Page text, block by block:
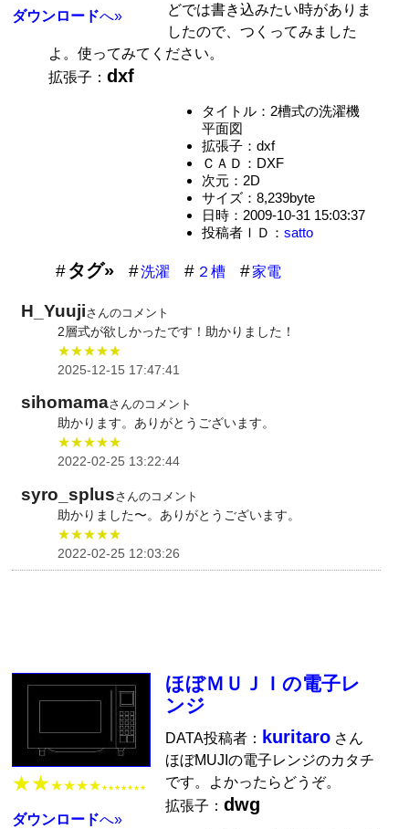
ダウンロードへ»
どでは書き込みたい時がありま
したので、つくってみました
よ。使ってみてください。
拡張子：dxf
タイトル：2槽式の洗濯機
平面図
拡張子：dxf
ＣＡＤ：DXF
次元：2D
サイズ：8,239byte
日時：2009-10-31 15:03:37
投稿者ＩＤ： satto
タグ» 洗濯 ２槽 家電
H_Yuujiさんのコメント
2層式が欲しかったです！助かりました！
★★★★★
2025-12-15 17:47:41
sihomamaさんのコメント
助かります。ありがとうございます。
★★★★★
2022-02-25 13:22:44
syro_splusさんのコメント
助かりました〜。ありがとうございます。
★★★★★
2022-02-25 12:03:26
★★★★★★ ★★★★★★★
ダウンロードへ»
ほぼＭＵＪＩの電子レ
ンジ
DATA投稿者： kuritaro さん
ほぼMUJIの電子レンジのカタチ
です。よかったらどうぞ。
拡張子：dwg